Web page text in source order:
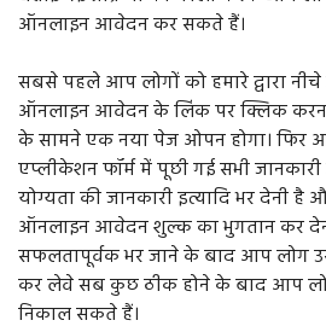
ऑनलाइन आवेदन कर सकते हैं।
सबसे पहले आप लोगों को हमारे द्वारा
ऑनलाइन आवेदन के लिंक पर क्लिक
के सामने एक नया पेज ओपन होगा। फिर
एप्लीकेशन फॉर्म में पूछी गई सभी
योग्यता की जानकारी इत्यादि भर देनी
ऑनलाइन आवेदन शुल्क का भुगतान कर
सफलतापूर्वक भर जाने के बाद आप लोग
कर लेवे सब कुछ ठीक होने के बाद आप
निकाल सकते हैं।